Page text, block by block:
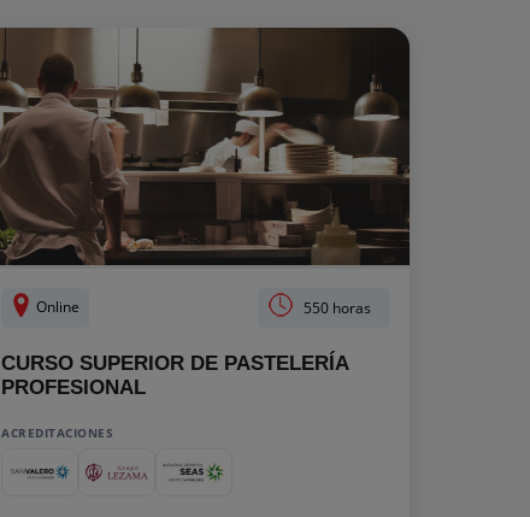
Online 550 horas
CURSO SUPERIOR DE PASTELERÍA
PROFESIONAL
ACREDITACIONES